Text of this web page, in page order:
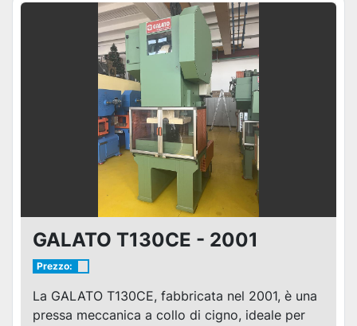
GALATO T130CE - 2001
Prezzo:
La GALATO T130CE, fabbricata nel 2001, è una
pressa meccanica a collo di cigno, ideale per